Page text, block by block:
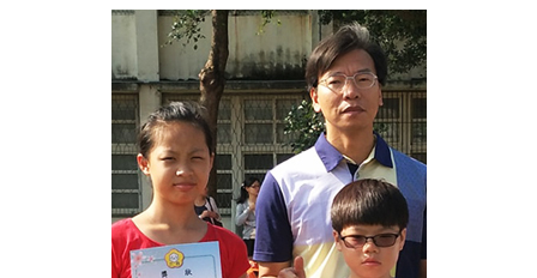
六合國小108學年度一般類科代理教
師第1次公告第2階段甄試-無人報考
六合國小108學年度均一教育平台合
作數學科補教教學增置代理教師第1次
公告第1階段甄試結果
六合國小108學年度一般類科代理教
師第1次公告第1階段甄試結果